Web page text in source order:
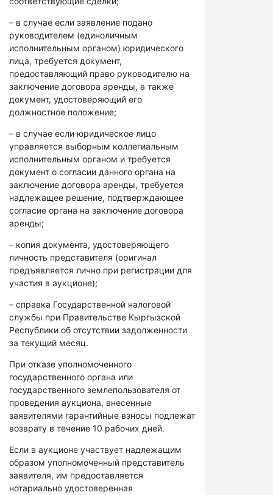
– в случае если заявление подано
руководителем (единоличным
исполнительным органом) юридического
лица, требуется документ,
предоставляющий право руководителю на
заключение договора аренды, а также
документ, удостоверяющий его
должностное положение;
– в случае если юридическое лицо
управляется выборным коллегиальным
исполнительным органом и требуется
документ о согласии данного органа на
заключение договора аренды, требуется
надлежащее решение, подтверждающее
согласие органа на заключение договора
аренды;
– копия документа, удостоверяющего
личность представителя (оригинал
предъявляется лично при регистрации для
участия в аукционе);
– справка Государственной налоговой
службы при Правительстве Кыргызской
Республики об отсутствии задолженности
за текущий месяц.
При отказе уполномоченного
государственного органа или
государственного землепользователя от
проведения аукциона, внесенные
заявителями гарантийные взносы подлежат
возврату в течение 10 рабочих дней.
Если в аукционе участвует надлежащим
образом уполномоченный представитель
заявителя, им предоставляется
нотариально удостоверенная